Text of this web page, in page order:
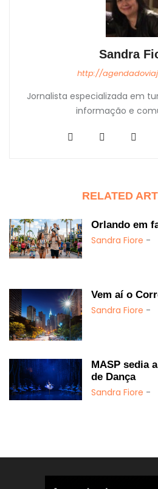
Sandra
http://
Jornalista especializada em
informação e
RELATED
Orlando em
Sandra Fiore -
Vem aí o
Sandra Fiore -
MASP sedia
de Dança
Sandra Fiore -